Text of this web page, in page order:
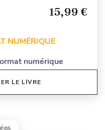
15,99 €
NUMÉRIQUE
numérique
LE LIVRE